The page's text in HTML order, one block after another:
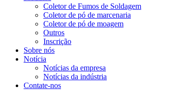
Coletor de Fumos de Soldagem
Coletor de pó de marcenaria
Coletor de pó de moagem
Outros
Inscrição
Sobre nós
Notícia
Notícias da empresa
Notícias da indústria
Contate-nos